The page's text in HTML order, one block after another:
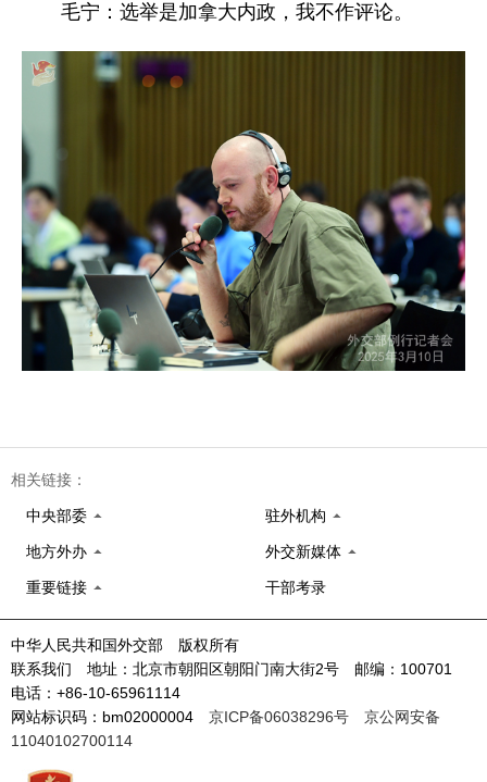
毛宁：选举是加拿大内政，我不作评论。
相关链接：
中央部委 驻外机构
地方外办 外交新媒体
重要链接 干部考录
中华人民共和国外交部 版权所有
联系我们 地址：北京市朝阳区朝阳门南大街2号 邮编：100701
电话：+86-10-65961114
网站标识码：bm02000004 京ICP备06038296号
京公网安备
11040102700114